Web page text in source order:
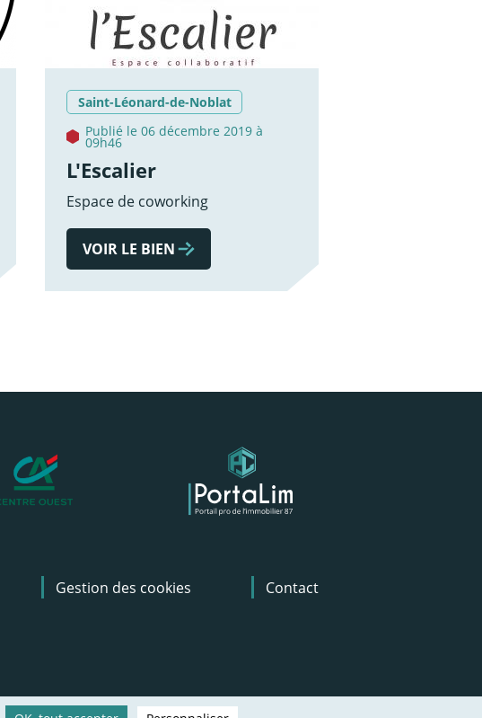
Saint-Léonard-de-Noblat
Publié le 06 décembre 2019 à
09h46
L'Escalier
Espace de coworking
VOIR LE BIEN
Gestion des cookies Contact